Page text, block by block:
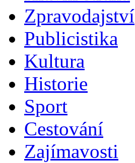
Zpravodajství
Publicistika
Kultura
Historie
Sport
Cestování
Zajímavosti